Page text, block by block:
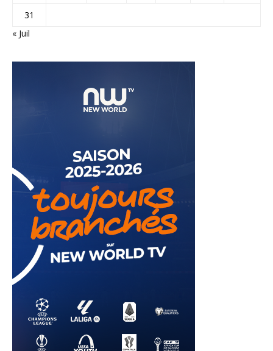
31
« Juil